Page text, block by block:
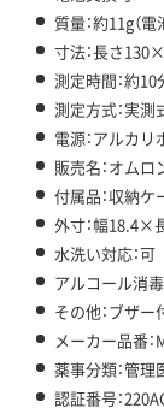
質量：約11g（電
寸法：長さ
測定時間：約10
測定方式：実測
電源：アルカ
販売名：オム
付属品：収納ケ
外寸：幅
水洗い対応：可
アルコール消
その他：ブザー
メーカー品番
薬事分類：管理
認証番号：